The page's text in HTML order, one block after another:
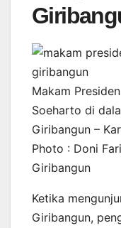
Makam
Soeharto di
Giribangun –
Photo : Doni
Giribangun
Ketika
Giribangun,